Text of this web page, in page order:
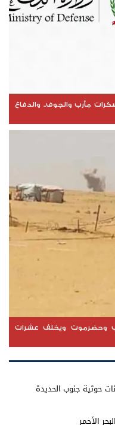
مأرب والجوف.. والدفاع
وحضرموت ويخلف عشرات
حوثية جنوب الحديدة
الأحمر